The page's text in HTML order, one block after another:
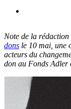
Note de la
dons le 10 mai, une
acteurs du
don au Fonds Adler